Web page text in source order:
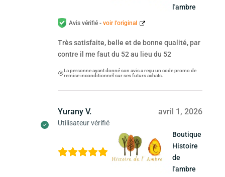
l'ambre
Avis vérifié - voir l’original
Très satisfaite, belle et de bonne qualité, par
contre il me faut du 52 au lieu du 52
La personne ayant donné son avis a reçu un code promo de
remise inconditionnel sur ses futurs achats.
Yurany V.
Utilisateur vérifié
avril 1, 2026
Boutique
Histoire
de
l'ambre